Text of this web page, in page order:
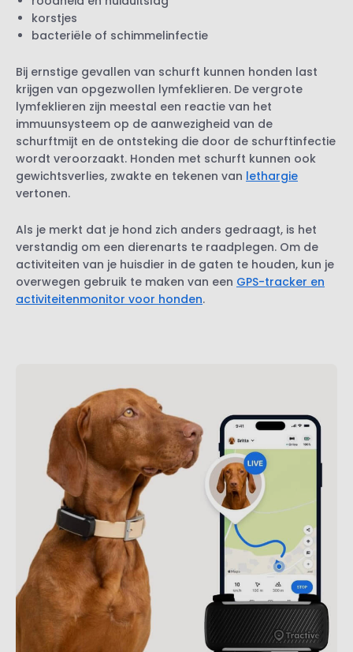
korstjes
bacteriële of schimmelinfectie
Bij ernstige gevallen van schurft kunnen honden last
krijgen van opgezwollen lymfeklieren. De vergrote
lymfeklieren zijn meestal een reactie van het
immuunsysteem op de aanwezigheid van de
schurftmijt en de ontsteking die door de schurftinfectie
wordt veroorzaakt. Honden met schurft kunnen ook
gewichtsverlies, zwakte en tekenen van lethargie
vertonen.
Als je merkt dat je hond zich anders gedraagt, is het
verstandig om een dierenarts te raadplegen. Om de
activiteiten van je huisdier in de gaten te houden, kun je
overwegen gebruik te maken van een GPS-tracker en
activiteitenmonitor voor honden.